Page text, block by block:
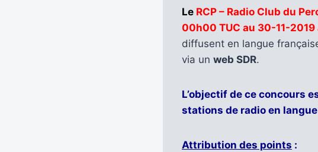
Le RCP – Radio Club du
00h00 TUC au 30-11-2019
diffusent en langue
via un web SDR.
L’objectif de ce concours
stations de radio en
Attribution des points :